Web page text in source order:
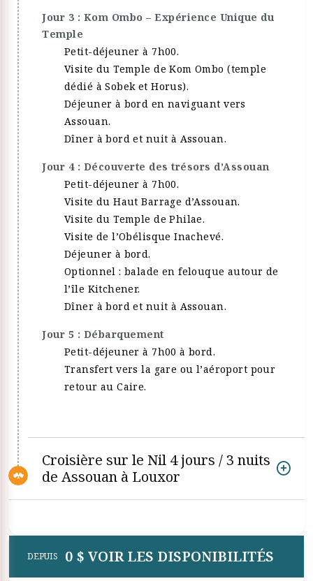
Jour 3 : Kom Ombo – Expérience Unique du
Temple
Petit-déjeuner à 7h00.
Visite du Temple de Kom Ombo (temple
dédié à Sobek et Horus).
Déjeuner à bord en naviguant vers
Assouan.
Dîner à bord et nuit à Assouan.
Jour 4 : Découverte des trésors d’Assouan
Petit-déjeuner à 7h00.
Visite du Haut Barrage d’Assouan.
Visite du Temple de Philae.
Visite de l’Obélisque Inachevé.
Déjeuner à bord.
Optionnel : balade en felouque autour de
l’île Kitchener.
Dîner à bord et nuit à Assouan.
Jour 5 : Débarquement
Petit-déjeuner à 7h00 à bord.
Transfert vers la gare ou l’aéroport pour
retour au Caire.
Croisière sur le Nil 4 jours / 3 nuits
de Assouan à Louxor
DEPUIS 0 $ VOIR LES DISPONIBILITÉS